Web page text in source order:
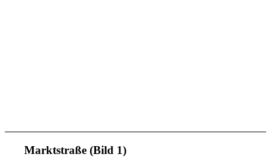
Marktstraße (Bild 1)